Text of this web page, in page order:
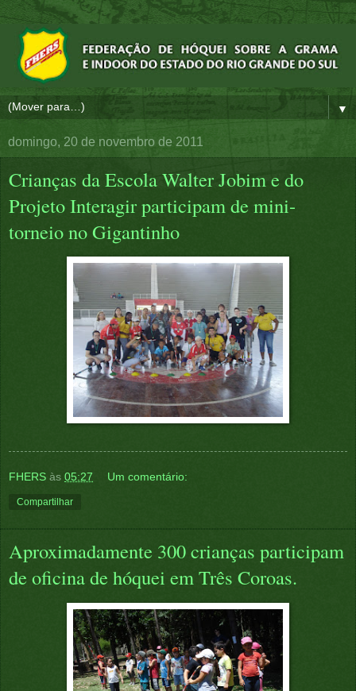
▼
domingo, 20 de novembro de 2011
Crianças da Escola Walter Jobim e do
Projeto Interagir participam de mini-
torneio no Gigantinho
FHERS às 05:27 Um comentário:
Compartilhar
Aproximadamente 300 crianças participam
de oficina de hóquei em Três Coroas.